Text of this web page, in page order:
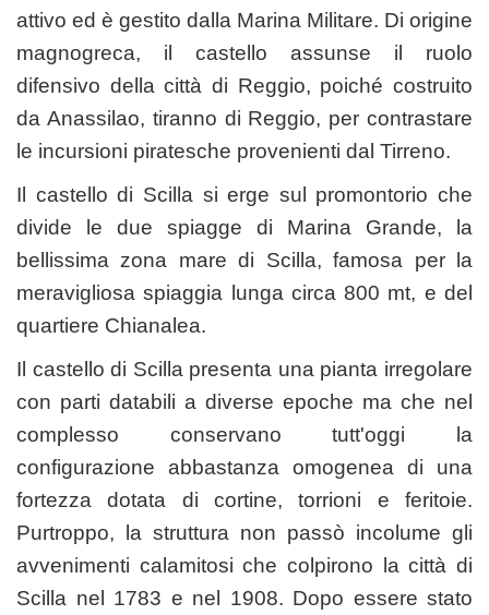
attivo ed è gestito dalla Marina Militare. Di origine
magnogreca, il castello assunse il ruolo
difensivo della città di Reggio, poiché costruito
da Anassilao, tiranno di Reggio, per contrastare
le incursioni piratesche provenienti dal Tirreno.
Il castello di Scilla si erge sul promontorio che
divide le due spiagge di Marina Grande, la
bellissima zona mare di Scilla, famosa per la
meravigliosa spiaggia lunga circa 800 mt, e del
quartiere Chianalea.
Il castello di Scilla presenta una pianta irregolare
con parti databili a diverse epoche ma che nel
complesso conservano tutt'oggi la
configurazione abbastanza omogenea di una
fortezza dotata di cortine, torrioni e feritoie.
Purtroppo, la struttura non passò incolume gli
avvenimenti calamitosi che colpirono la città di
Scilla nel 1783 e nel 1908. Dopo essere stato